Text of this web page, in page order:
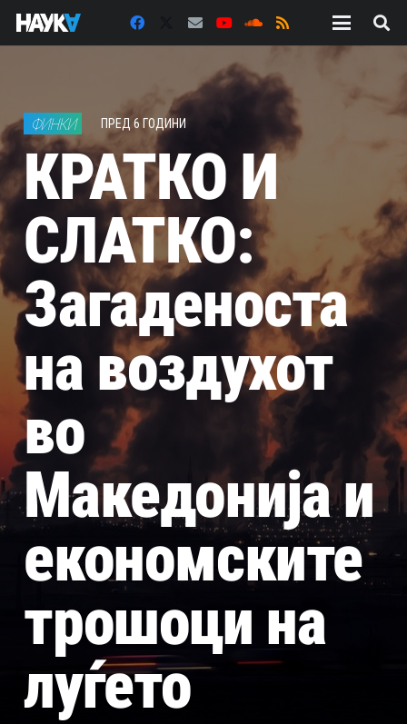
ФИНКИ ПРЕД 6 ГОДИНИ
КРАТКО И
СЛАТКО:
Загаденоста
на воздухот
во
Македонија и
економските
трошоци на
луѓето